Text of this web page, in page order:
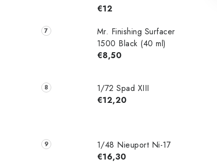
€12
Mr. Finishing Surfacer
1500 Black (40 ml)
€8,50
1/72 Spad XIII
€12,20
1/48 Nieuport Ni-17
€16,30